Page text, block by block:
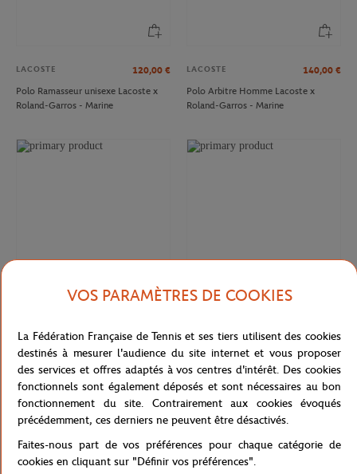
LACOSTE 120,00 €
Polo Ramasseur unisexe Lacoste x
Roland-Garros - Marine
LACOSTE 140,00 €
Polo Arbitre Homme Lacoste x
Roland-Garros - Marine
Jupe Ramasseuse femme Lacoste x
Roland-Garros - Blanc
T-shirt Performance homme Lacoste
x Roland-Garros - Vert
VOS PARAMÈTRES DE COOKIES
La Fédération Française de Tennis et ses tiers utilisent des cookies
destinés à mesurer l'audience du site internet et vous proposer
des services et offres adaptés à vos centres d'intérêt. Des cookies
fonctionnels sont également déposés et sont nécessaires au bon
fonctionnement du site. Contrairement aux cookies évoqués
précédemment, ces derniers ne peuvent être désactivés.
Faites-nous part de vos préférences pour chaque catégorie de
cookies en cliquant sur "Définir vos préférences".